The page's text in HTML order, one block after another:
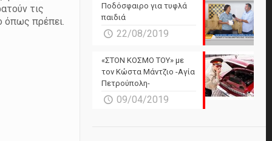
τις
όπως πρέπει.
Ποδόσφαιρο για τυφλά
παιδιά
22/08/2019
«ΣΤΟΝ ΚΟΣΜΟ ΤΟΥ» με
τον Κώστα Μάντζιο -Αγία
Πετρούπολη-
09/04/2019